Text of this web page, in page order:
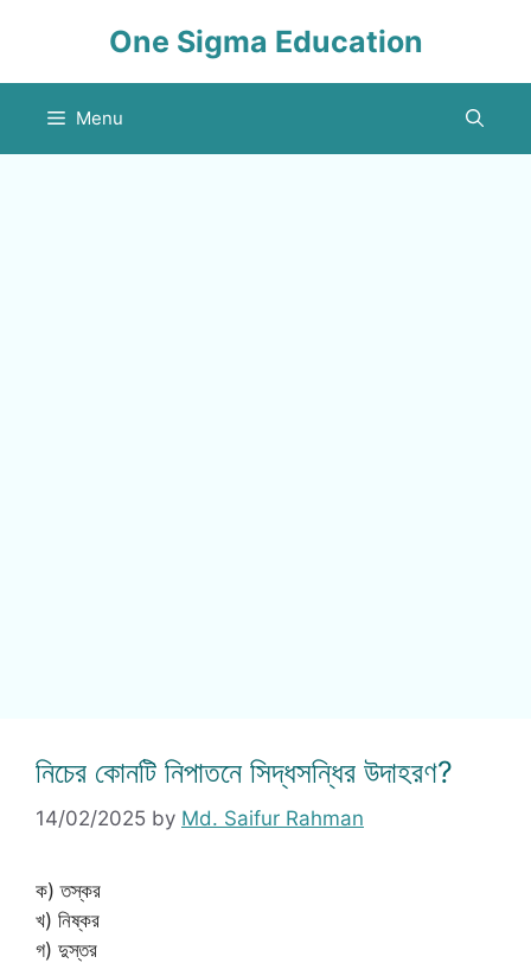
One Sigma Education
Menu
নিচের কোনটি নিপাতনে সিদ্ধসন্ধির উদাহরণ?
14/02/2025 by Md. Saifur Rahman
ক) তস্কর
খ) নিষ্কর
গ) দুস্তর